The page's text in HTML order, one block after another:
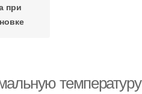
при
температуру